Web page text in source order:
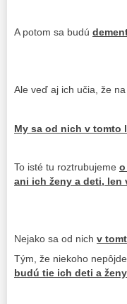
A potom sa budú
Ale veď aj ich učia, že
My sa od nich v tomto
To isté tu roztrubujeme
ani ich ženy a deti, len
Nejako sa od nich v
Tým, že niekoho
budú tie ich deti a